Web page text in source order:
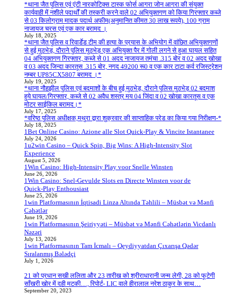
*थाना जैत पुलिस एवं एंटी नारकोटिक्स टास्क फोर्स आगरा जोन आगरा की संयुक्त
कार्यवाही में नशीले पदार्थों की तस्करी करने वाले 02 अभियुक्तगण को किया गिरफ्तार कब्जे
से 03 किलोग्राम मादक पदार्थ अफीम(अनुमानित कीमत 30 लाख रूपये), 100 ग्राम
नाजायज चरस एवं एक कार बरामद ।
July 18, 2025
*थाना जैत पुलिस व रिवार्डेड टीम की हत्या के प्रयास के अभियोग में वांछित अभियुक्तगणों
से हुई मुठभेड़, दौराने पुलिस मुठभेड़ एक अभियुक्त पैर में गोली लगने से हुआ घायल सहित
04 अभियुक्तगण गिरफ्तार, कब्जे से 01 अदद नाजायज तमंचा .315 बोर व 02 अदद खोखा
व 03 अदद जिन्दा कारतूस .315 बोर, नगद 49200 रू0 व एक कार टाटा कर्व रजिस्ट्रेशन
नम्बर UP85CX5807 बरामद ।*
July 19, 2025
*थाना नौहझील पुलिस एवं बदमाशों के बीच हुई मुठभेड़, दौराने पुलिस मुठभेड़ 02 बदमाश
हुये घायल/गिरफ्तार, कब्जे से 02 अवैध शस्त्र मय 04 जिंदा व 02 खोखा कारतूस व एक
मोटर साईकिल बरामद।*
July 17, 2025
*वरिष्ठ पुलिस अधीक्षक,मथुरा द्वारा शुक्रवार की साप्ताहिक परेड का किया गया निरीक्षण-*
July 18, 2025
1Bet Online Casino: Azione alle Slot Quick‑Play & Vincite Istantanee
July 24, 2026
1u2win Casino – Quick Spin, Big Wins: A High‑Intensity Slot
Experience
August 5, 2026
1Win Casino: High‑Intensity Play voor Snelle Winsten
June 26, 2026
1Win Casino: Snel‑Gevulde Slots en Directe Winsten voor de
Quick‑Play Enthousiast
June 25, 2026
1win Platformasının İqtisadi Linza Altında Təhlili – Müsbət və Mənfi
Cəhətlər
June 19, 2026
1win Platformasının Şeiriyyəti – Müsbət və Mənfi Cəhətlərin Vicdanlı
Nəzəri
July 13, 2026
1win Platformasının Tam İcmalı – Qeydiyyatdan Çıxarışa Qədər
Sıralanmış Bələdçi
July 1, 2026
21 को प्रधान सखी ललिता और 23 तारीख को श्रीराधारानी जन्म लेगी, 28 को फूटेगी
साँखरी खोर में दही मटकी…, रिपोर्ट- LIC वाले हीरालाल नरेश ठाकुर के साथ…
September 20, 2023